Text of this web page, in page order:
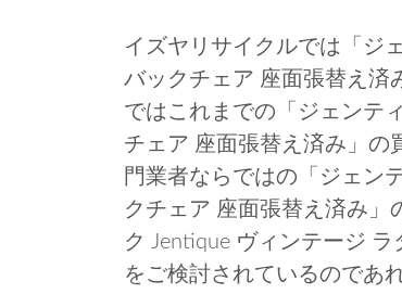
イズヤリサイクルでは「ジ
バックチェア 座面張替え済
ではこれまでの「ジェンテ
チェア 座面張替え済み」の
門業者ならではの「ジェン
クチェア 座面張替え済み」
ク Jentique ヴィンテージ
をご検討されているのであ